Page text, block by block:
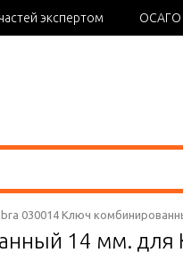
экспертом ОСАГО
030014 Ключ
14 мм. для